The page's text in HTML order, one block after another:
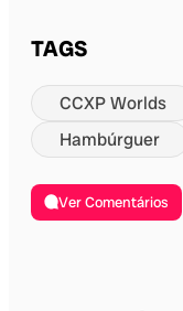
TAGS
CCXP Worlds
Hambúrguer
Ver Comentários